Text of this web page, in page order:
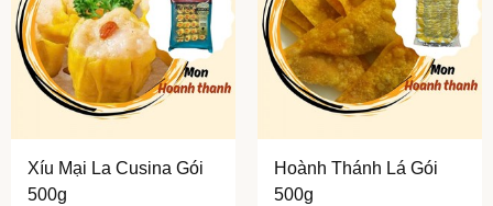
Xíu Mại La Cusina Gói
500g
Hoành Thánh Lá Gói
500g